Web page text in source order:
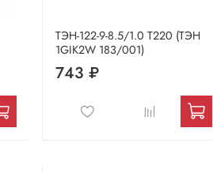
ТЭН-122-9-8.5/1.0 Т220 (ТЭН
1GIK2W 183/001)
743 ₽